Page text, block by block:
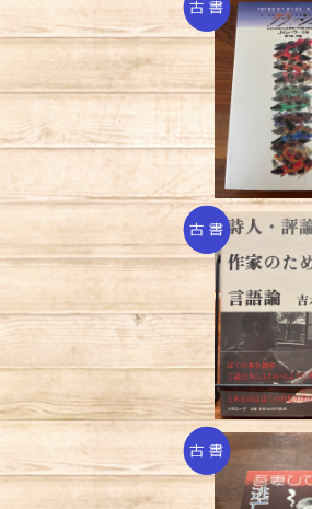
クラッシュ／Ｊ
ード
詩人、評論家
めの言語論/